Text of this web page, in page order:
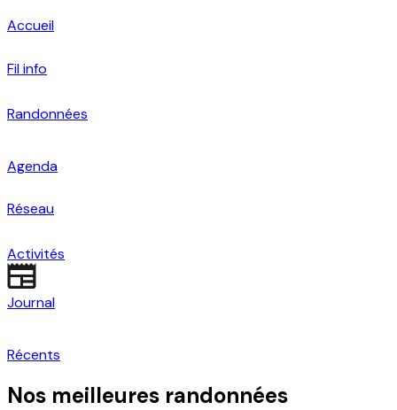
Accueil
Fil info
Randonnées
Agenda
Réseau
Activités
Journal
Récents
Nos meilleures randonnées